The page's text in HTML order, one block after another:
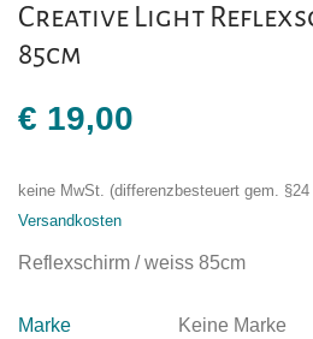
Creative Light
85cm
€ 19,00
keine MwSt. (differenzbesteuert gem.
Versandkosten
Reflexschirm / weiss 85cm
Marke
Keine Marke